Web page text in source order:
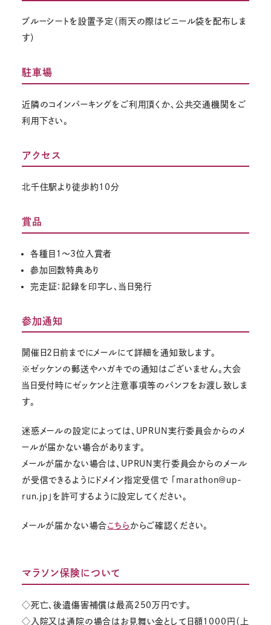
ブルーシートを設置予定（雨天の際はビニール袋を配布しま
す）
駐車場
近隣のコインパーキングをご利用頂くか、公共交通機関をご
利用下さい。
アクセス
北千住駅より徒歩約10分
賞品
各種目１～3位入賞者
参加回数特典あり
完走証：記録を印字し、当日発行
参加通知
開催日2日前までにメールにて詳細を通知致します。
※ゼッケンの郵送やハガキでの通知はございません。大会
当日受付時にゼッケンと注意事項等のパンフをお渡し致しま
す。
迷惑メールの設定によっては、UPRUN実行委員会からのメ
ールが届かない場合があります。
メールが届かない場合は、UPRUN実行委員会からのメール
が受信できるようにドメイン指定受信で 「marathon@up-
run.jp」を許可するように設定してください。
メールが届かない場合こちら からご確認ください。
マラソン保険について
◇死亡、後遺傷害補償は最高250万円です。
◇入院又は通院の場合はお見舞い金として日額1000円（上